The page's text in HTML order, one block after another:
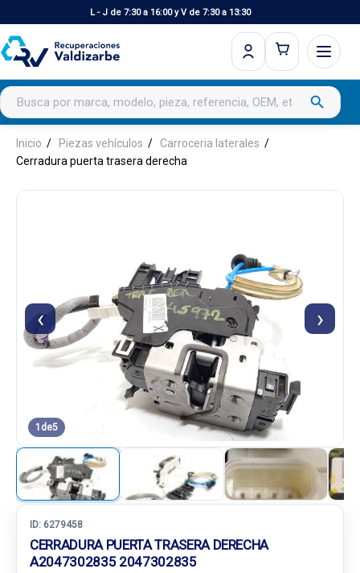
L - J de 7:30 a 16:00 y V de 7:30 a 13:30
Buscar productos search
Inicio Piezas vehículos
Carroceria laterales
Cerradura puerta trasera derecha
‹ ›
1 de5
ID: 6279458
CERRADURA PUERTA TRASERA DERECHA
A2047302835 2047302835